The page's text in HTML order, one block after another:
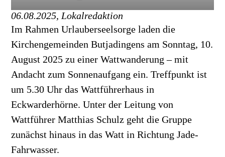
06.08.2025, Lokalredaktion
Im Rahmen Urlauberseelsorge laden die
Kirchengemeinden Butjadingens am Sonntag, 10.
August 2025 zu einer Wattwanderung – mit
Andacht zum Sonnenaufgang ein. Treffpunkt ist
um 5.30 Uhr das Wattführerhaus in
Eckwarderhörne. Unter der Leitung von
Wattführer Matthias Schulz geht die Gruppe
zunächst hinaus in das Watt in Richtung Jade-
Fahrwasser.